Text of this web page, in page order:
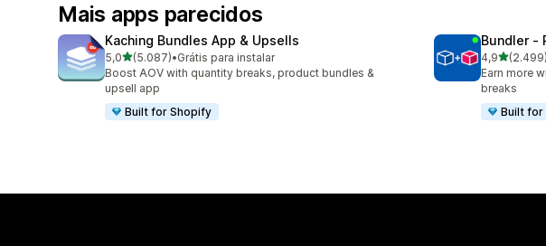
Mais apps parecidos
Kaching Bundles App & Upsells
5,0de 5 estrelas
(5.087)
5087 avaliações ao todo
•Grátis para instalar
Boost AOV with quantity breaks, product bundles &
upsell app
Built for Shopify
Bundler ‑
4,9de 5(2.499)
2499
Earn more
breaks
Built for